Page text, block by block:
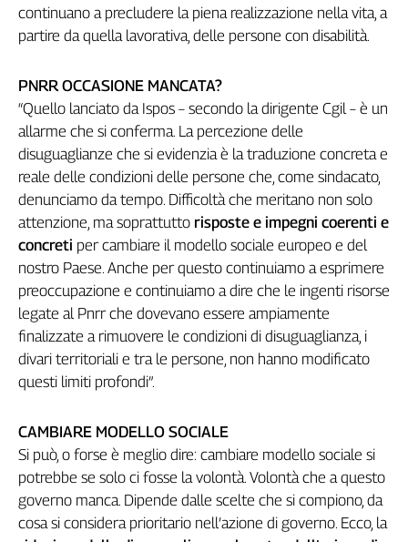
continuano a precludere la piena realizzazione nella vita, a
partire da quella lavorativa, delle persone con disabilità.
PNRR OCCASIONE MANCATA?
“Quello lanciato da Ispos – secondo la dirigente Cgil – è un
allarme che si conferma. La percezione delle
disuguaglianze che si evidenzia è la traduzione concreta e
reale delle condizioni delle persone che, come sindacato,
denunciamo da tempo. Difficoltà che meritano non solo
attenzione, ma soprattutto risposte e impegni coerenti e
concreti per cambiare il modello sociale europeo e del
nostro Paese. Anche per questo continuiamo a esprimere
preoccupazione e continuiamo a dire che le ingenti risorse
legate al Pnrr che dovevano essere ampiamente
finalizzate a rimuovere le condizioni di disuguaglianza, i
divari territoriali e tra le persone, non hanno modificato
questi limiti profondi”.
CAMBIARE MODELLO SOCIALE
Si può, o forse è meglio dire: cambiare modello sociale si
potrebbe se solo ci fosse la volontà. Volontà che a questo
governo manca. Dipende dalle scelte che si compiono, da
cosa si considera prioritario nell’azione di governo. Ecco, la